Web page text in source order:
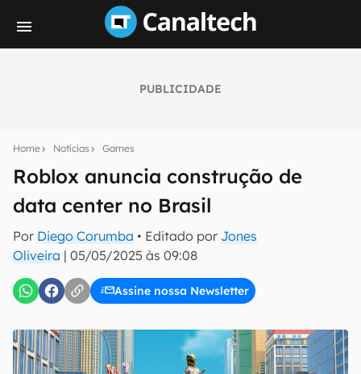
PUBLICIDADE
Home Notícias Games
Roblox anuncia construção de
data center no Brasil
Por Diego Corumba • Editado por Jones
Oliveira | 05/05/2025 às 09:08
Assine nossa Newsletter
notícias e reviews sobre tecnologia em primeira
mão.
E-mail
Uso e Política de Privacidade do Canaltech.